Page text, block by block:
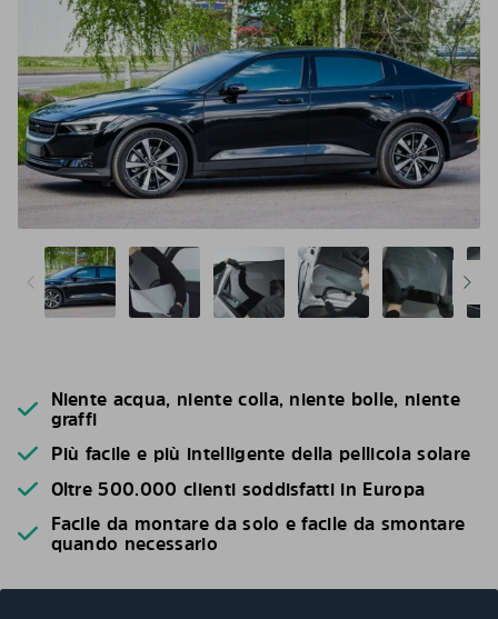
Niente acqua, niente colla, niente bolle, niente
graffi
Più facile e più intelligente della pellicola solare
Oltre 500.000 clienti soddisfatti in Europa
Facile da montare da solo e facile da smontare
quando necessario